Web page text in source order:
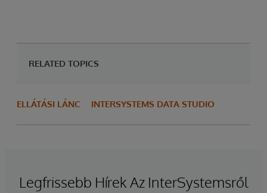
RELATED TOPICS
ELLÁTÁSI LÁNC INTERSYSTEMS DATA STUDIO
Legfrissebb Hírek Az InterSystemsről